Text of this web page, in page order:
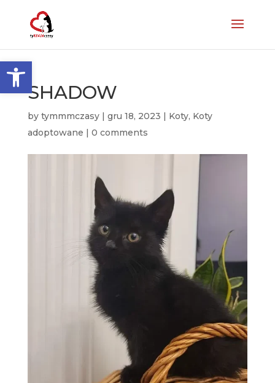
Otwórz pasek narzędzi
SHADOW
by tymmmczasy| gru 18, 2023 | Koty, Koty
adoptowane | 0 comments